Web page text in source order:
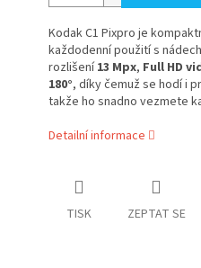
Kodak C1 Pixpro je
každodenní použití s
rozlišení13 Mpx, Full HD
180°, díky čemuž se hodí i
takže ho snadno vezmete
Detailní informace
TISK ZEPTAT SE